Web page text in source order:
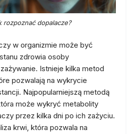
rozpoznać dopalacze?
w organizmie może być
zdrowia osoby
Istnieje kilka metod
pozwalają na wykrycie
Najpopularniejszą metodą
może wykryć metabolity
przez kilka dni po ich zażyciu.
krwi, która pozwala na